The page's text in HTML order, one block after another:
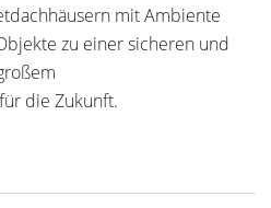
mit Ambiente
zu einer sicheren und
die Zukunft.